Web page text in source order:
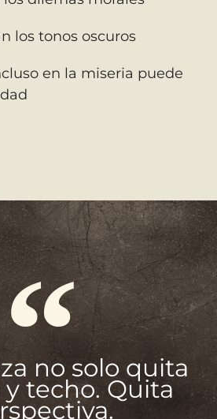
los tonos oscuros
en la miseria puede
no solo quita
techo. Quita